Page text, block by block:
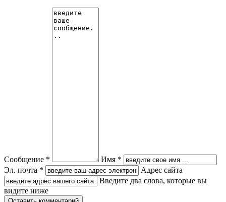
Сообщение *
Имя *
Эл. почта *
Адрес сайта
Введите два слова, которые вы
видите ниже